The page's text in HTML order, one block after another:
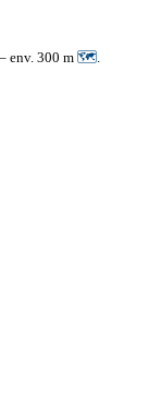
env. 300 m 🗺